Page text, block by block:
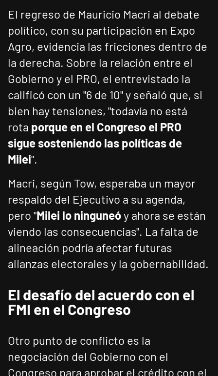
El regreso de Mauricio Macri al debate
político, con su participación en Expo
Agro, evidencia las fricciones dentro de
la derecha. Sobre la relación entre el
Gobierno y el PRO, el entrevistado la
calificó con un "6 de 10" y señaló que, si
bien hay tensiones, "todavía no está
rota porque en el Congreso el PRO
sigue sosteniendo las políticas de
Milei".
Macri, según Tow, esperaba un mayor
respaldo del Ejecutivo a su agenda,
pero "Milei lo ninguneóy ahora se están
viendo las consecuencias". La falta de
alineación podría afectar futuras
alianzas electorales y la gobernabilidad.
El desafío del acuerdo con el
FMI en el Congreso
Otro punto de conflicto es la
negociación del Gobierno con el
Congreso para aprobar el crédito con el